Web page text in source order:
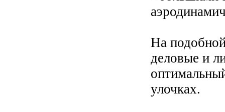
На
деловые и
улочках.